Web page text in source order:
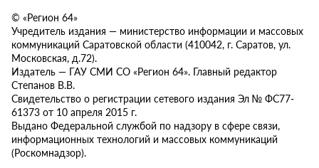
© «Регион 64»
Учредитель издания — министерство информации и массовых
коммуникаций Саратовской области (410042, г. Саратов, ул.
Московская, д.72).
Издатель — ГАУ СМИ СО «Регион 64». Главный редактор
Степанов В.В.
Свидетельство о регистрации сетевого издания Эл № ФС77-
61373 от 10 апреля 2015 г.
Выдано Федеральной службой по надзору в сфере связи,
информационных технологий и массовых коммуникаций
(Роскомнадзор).